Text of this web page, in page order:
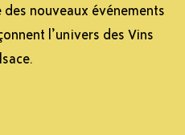
nouveaux événements
l’univers des Vins